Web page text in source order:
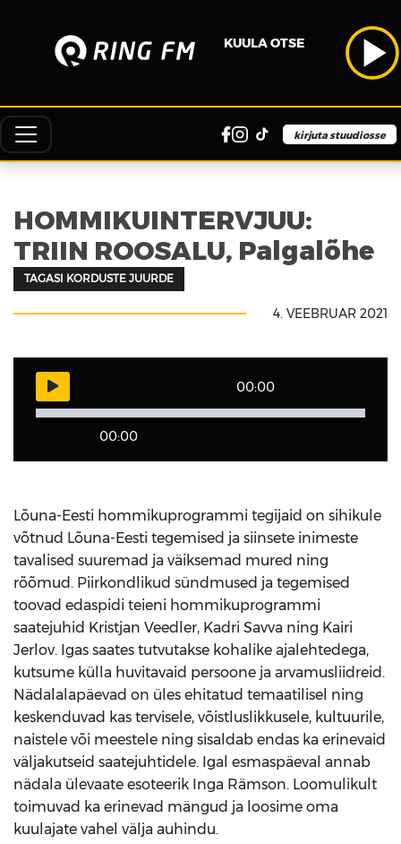
KUULA OTSE
kirjuta stuudiosse
HOMMIKUINTERVJUU:
TRIIN ROOSALU, Palgalõhe
TAGASI KORDUSTE JUURDE
4. VEEBRUAR 2021
00:00
00:00
Lõuna-Eesti hommikuprogrammi tegijaid on sihikule
võtnud Lõuna-Eesti tegemised ja siinsete inimeste
tavalised suuremad ja väiksemad mured ning
rõõmud. Piirkondlikud sündmused ja tegemised
toovad edaspidi teieni hommikuprogrammi
saatejuhid Kristjan Veedler, Kadri Savva ning Kairi
Jerlov. Igas saates tutvutakse kohalike ajalehtedega,
kutsume külla huvitavaid persoone ja arvamusliidreid.
Nädalalapäevad on üles ehitatud temaatilisel ning
keskenduvad kas tervisele, võistluslikkusele, kultuurile,
naistele või meestele ning sisaldab endas ka erinevaid
väljakutseid saatejuhtidele. Igal esmaspäeval annab
nädala ülevaate esoteerik Inga Rämson. Loomulikult
toimuvad ka erinevad mängud ja loosime oma
kuulajate vahel välja auhindu.